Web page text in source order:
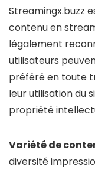
Streamingx.buzz
contenu en
légalement
utilisateurs
préféré en toute
leur utilisation du
propriété
Variété de
diversité